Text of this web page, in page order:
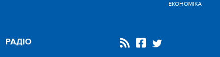
ЕКОНОМІКА
РАДІО